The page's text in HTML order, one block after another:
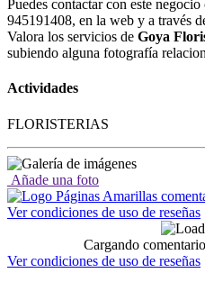
Puedes contactar con este
945191408, en la web y a través
Valora los servicios de Goya
subiendo alguna fotografía
Actividades
FLORISTERIAS
Añade una foto
Ver condiciones de uso de reseñas
Cargando
Ver condiciones de uso de reseñas